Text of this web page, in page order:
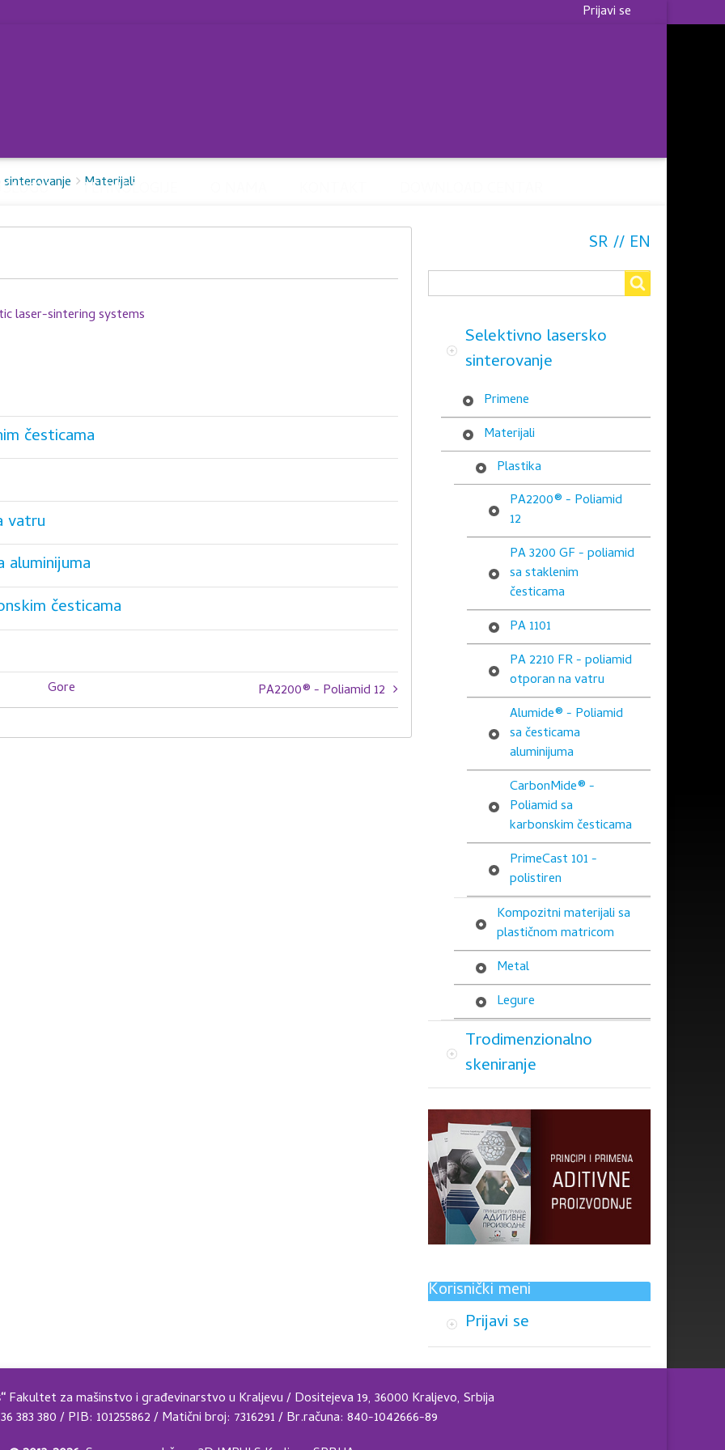
Korisnički
Prijavi se
TEHNOLOGIJE
Materijali
laser-sintering systems
česticama
vatru
česticama
Gore PA2200® - Poliamid 12
SR EN
Search
Selektivno lasersko
sinterovanje
Primene
Materijali
Plastika
PA2200® - Poliamid
12
PA 3200 GF - poliamid
sa staklenim
česticama
PA 1101
PA 2210 FR - poliamid
otporan na vatru
Alumide® - Poliamid
sa česticama
aluminijuma
CarbonMide® -
Poliamid sa
karbonskim česticama
PrimeCast 101 -
polistiren
Kompozitni materijali sa
plastičnom matricom
Metal
Legure
Trodimenzionalno
skeniranje
Korisnički meni
Prijavi se
Fakultet za mašinstvo i građevinarstvo u Kraljevu / Dositejeva 19, 36000 Kraljevo, Srbija
383 380 / PIB: 101255862 / Matični broj: 7316291 / Br.računa: 840-1042666-89